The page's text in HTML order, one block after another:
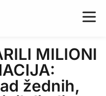
MILIONI
žednih,